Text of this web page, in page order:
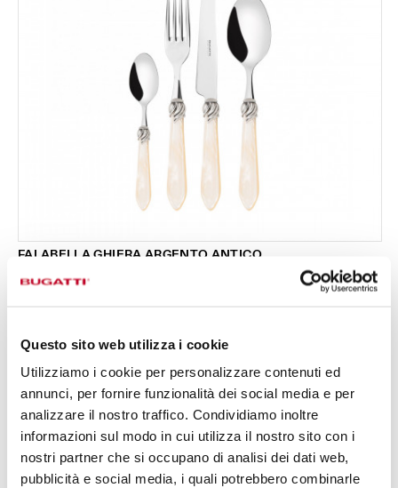
Questo sito web utilizza i cookie
Utilizziamo i cookie per personalizzare contenuti ed
annunci, per fornire funzionalità dei social media e per
analizzare il nostro traffico. Condividiamo inoltre
informazioni sul modo in cui utilizza il nostro sito con i
nostri partner che si occupano di analisi dei dati web,
pubblicità e social media, i quali potrebbero combinarle
FALABELLA GHIERA ARGENTO ANTICO
295,00 €
24 PEZZI PER 6 PERSONE